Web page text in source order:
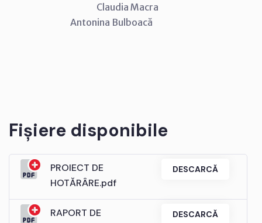
Claudia Macra
Antonina Bulboacă
Fișiere disponibile
PROIECT DE
HOTĂRÂRE.pdf
DESCARCĂ
RAPORT DE
DESCARCĂ